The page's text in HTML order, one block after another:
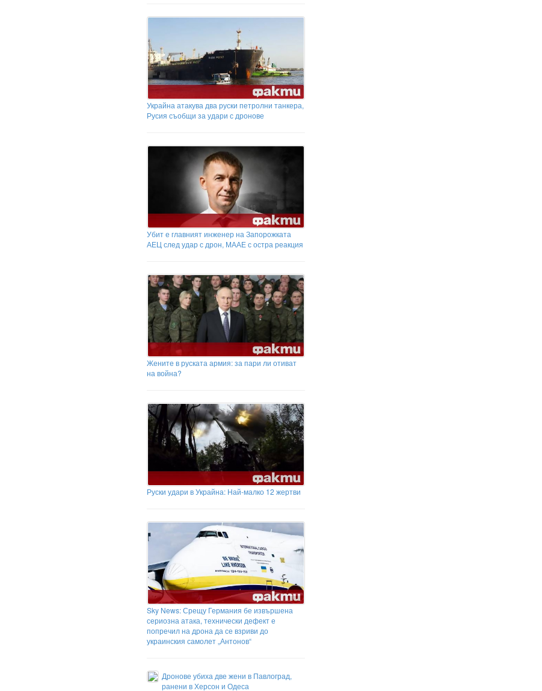
Украйна атакува два руски петролни танкера,
Русия съобщи за удари с дронове
Убит е главният инженер на Запорожката
АЕЦ след удар с дрон, МААЕ с остра реакция
Жените в руската армия: за пари ли отиват
на война?
Руски удари в Украйна: Най-малко 12 жертви
Sky News: Срещу Германия бе извършена
сериозна атака, технически дефект е
попречил на дрона да се взриви до
украинския самолет „Антонов“
Дронове убиха две жени в Павлоград,
ранени в Херсон и Одеса